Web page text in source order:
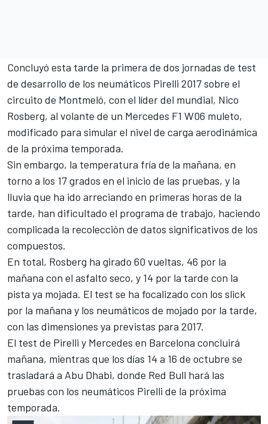
Concluyó esta tarde la primera de dos jornadas de test
de desarrollo de los neumáticos Pirelli 2017 sobre el
circuito de Montmeló, con el líder del mundial, Nico
Rosberg, al volante de un Mercedes F1 W06 muleto,
modificado para simular el nivel de carga aerodinámica
de la próxima temporada.
Sin embargo, la temperatura fría de la mañana, en
torno a los 17 grados en el inicio de las pruebas, y la
lluvia que ha ido arreciando en primeras horas de la
tarde, han dificultado el programa de trabajo, haciendo
complicada la recolección de datos significativos de los
compuestos.
En total, Rosberg ha girado 60 vueltas, 46 por la
mañana con el asfalto seco, y 14 por la tarde con la
pista ya mojada. El test se ha focalizado con los slick
por la mañana y los neumáticos de mojado por la tarde,
con las dimensiones ya previstas para 2017.
El test de Pirelli y Mercedes en Barcelona concluirá
mañana, mientras que los días 14 a 16 de octubre se
trasladará a Abu Dhabi, donde Red Bull hará las
pruebas con los neumáticos Pirelli de la próxima
temporada.